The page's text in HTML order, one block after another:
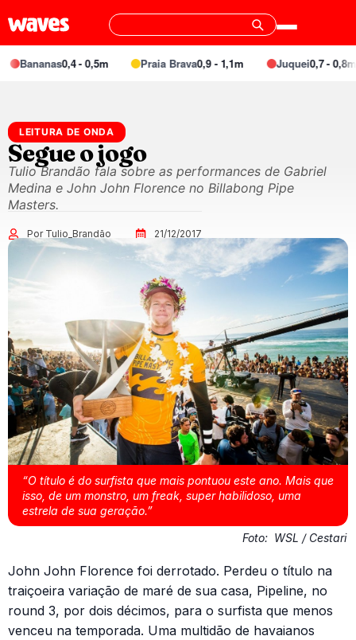
Bananas0,4 - 0,5m Praia Brava0,9 - 1,1m Juquei0,7 - 0,8m
LEITURA DE ONDA
Segue o jogo
Tulio Brandão fala sobre as performances de Gabriel
Medina e John John Florence no Billabong Pipe
Masters.
Por Tulio_Brandão 21/12/2017
“O título é do surfista que mais pontuou este ano. Mais que
isso, de um monstro, um freak, super habilidoso, uma
estrela de sua geração.”
Foto: WSL / Cestari
John John Florence foi derrotado. Perdeu o título na
traiçoeira variação de maré de sua casa, Pipeline, no
round 3, por dois décimos, para o surfista que menos
venceu na temporada. Uma multidão de havaianos